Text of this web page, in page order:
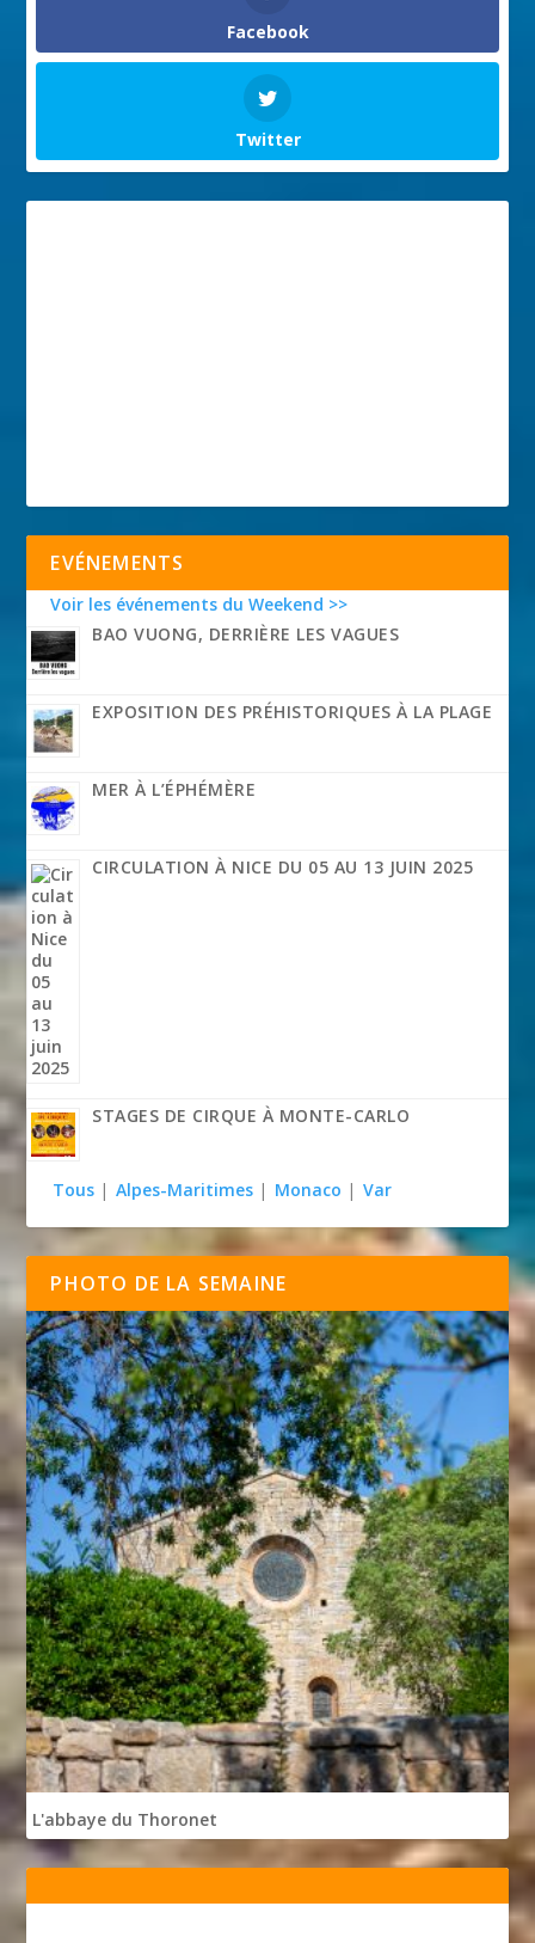
Facebook
Twitter
EVÉNEMENTS
Voir les événements du Weekend >>
BAO VUONG, DERRIÈRE LES VAGUES
EXPOSITION DES PRÉHISTORIQUES À LA PLAGE
MER À L’ÉPHÉMÈRE
CIRCULATION À NICE DU 05 AU 13 JUIN 2025
STAGES DE CIRQUE À MONTE-CARLO
Tous | Alpes-Maritimes | Monaco | Var
PHOTO DE LA SEMAINE
L'abbaye du Thoronet